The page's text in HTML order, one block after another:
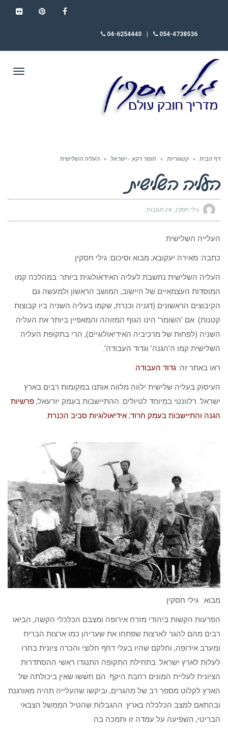
054-4738536
04-6254440
דף הבית » קטגוריות » חומר רקע - ישראל » העליה השלישית
העליה השלישית
גילי חסקין אין תגובות
העלייה השלישית
כתבה: מאירה יעקובא; מבוא וסיכום: גילי חסקין
העליה השלישית נחשבת לעליה האידאולוגית ביותר. במהלכה קמו
המוסדות העצמאיים של היישוב, המושב הראשון ולמעשה גם
הקיבוצים הראשונים (דגניה וכנרת, שקמו בעליה השניה ביו קבוצות
קטנות). אם ‘השומר’ הינו הגוף המזוהה והמאפיין ביותר את העליה
השניה (לפחות של מרכיביה האידיאולוגיים), הרי בתקופת העליה
השלישית קמו ה’הגנה’ וגדוד העבודה’.
ראו באתר זה: גדוד העבודה
העיסוק בעליה שלישית ילווה מלווה אותנו במקומות רבים בארץ
ישראל. רלוונטי במיוחד לטיולים: ההתיישבות בעמק יזרעאל; פרשיות
הגנה והתיישבות בעמק חרוד; אידיאולוגיות סביב הכנרת.
מבוא: גילי חסקין
הפרעות הקשות ביהודי מזרח אירופה ומצבם הכלכלי הקשה, הביאו
רבים מהם להגר לארצות שפתחו את שעריהן כמו ארצות הברית
ומערב אירופה, וחלקם שהיו בעלי דחף חלוצי והכרה ציונית בחרו
לעלות לארץ ישראל. בתחילת התקופה התנגדו ראשי ההסתדרות
הציונית לעליית המונים רחבת היקף. הם חששו שאין ביכולתה של
הארץ לקלוט מספר רב של מהגרים, וביקשו שהעלייה תהיה מאורגנת
ובהתאם למצב הכלכלה בארץ. ההגבלות שהטיל הממשל הצבאי
הבריטי, השפיעה על עמדה זו ותמכה בה.